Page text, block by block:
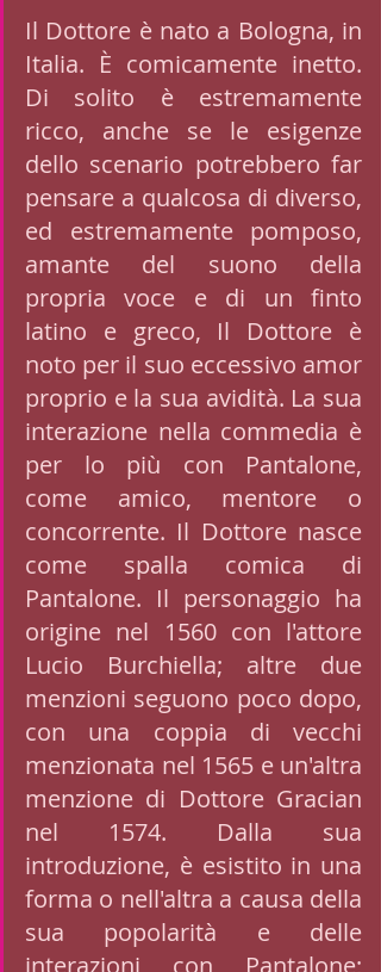
Il Dottore è nato a Bologna, in
Italia. È comicamente inetto.
Di solito è estremamente
ricco, anche se le esigenze
dello scenario potrebbero far
pensare a qualcosa di diverso,
ed estremamente pomposo,
amante del suono della
propria voce e di un finto
latino e greco, Il Dottore è
noto per il suo eccessivo amor
proprio e la sua avidità. La sua
interazione nella commedia è
per lo più con Pantalone,
come amico, mentore o
concorrente. Il Dottore nasce
come spalla comica di
Pantalone. Il personaggio ha
origine nel 1560 con l'attore
Lucio Burchiella; altre due
menzioni seguono poco dopo,
con una coppia di vecchi
menzionata nel 1565 e un'altra
menzione di Dottore Gracian
nel 1574. Dalla sua
introduzione, è esistito in una
forma o nell'altra a causa della
sua popolarità e delle
interazioni con Pantalone;